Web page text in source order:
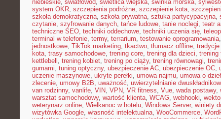
niebieskie, światłowód, świetlica wiejska, świnka morska,
system OKR, szczepienia podróżne, szczepienie kota,
szkoła demokratyczna, szkoła prywatna, sztuka partycypacyjna,
czytanie, szyfrowanie danych, tańce ludowe, tanie noclegi, teatr
techniczne SEO, techniki oddechowe, techniki uczenia się,
terminal w telefonie, termy, terrarium, testowanie oprogramowania
jednostkowe, TikTok marketing, tkactwo, tłumacz offline, tradycje
kota, trasy samochodowe, trening core, trening dla dzieci, trening
kettlebell , trening kobiet, trening po ciąży, trening równowagi,
gumami, tuning optyczny, ubezpieczenie AC, ubezpieczenie OC,
uczenie maszynowe, ukryte perełki, umowa najmu, umowa o
zlecenie, umowy B2B, uważność, uwierzytelnianie
van rodzinny, vanlife, VIN, VPN, VR fitness, Vue, wada postawy,
warsztat samochodowy, wartość klienta, WCAG, webhooki,
weterynarz online, Wielkanoc w hotelu, Windows Server, winiety
wizytówka Google, własność intelektualna, WooCommerce,